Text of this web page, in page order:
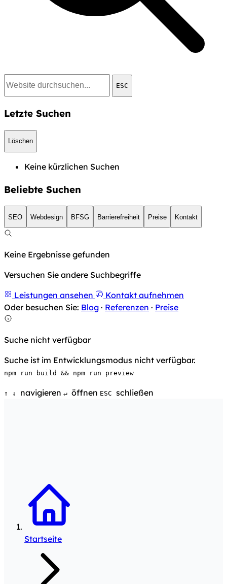
ESC
Letzte Suchen
Löschen
Keine kürzlichen Suchen
Beliebte Suchen
SEO Webdesign BFSG Barrierefreiheit Preise Kontakt
Keine Ergebnisse gefunden
Versuchen Sie andere Suchbegriffe
Leistungen ansehen
Kontakt aufnehmen
Oder besuchen Sie: Blog · Referenzen · Preise
Suche nicht verfügbar
Suche ist im Entwicklungsmodus nicht verfügbar.
npm run build && npm run preview
↑ ↓ navigieren ↵ öffnen ESC schließen
Startseite